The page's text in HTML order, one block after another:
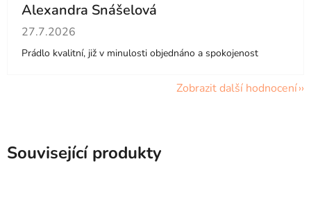
Alexandra Snášelová
Hodnocení obchodu je 5 z 5 hvězdiček.
27.7.2026
Prádlo kvalitní, již v minulosti objednáno a spokojenost
Zobrazit další hodnocení
Související produkty